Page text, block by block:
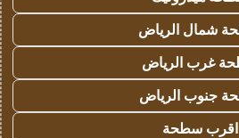
شمال الرياض
غرب الرياض
جنوب الرياض
اقرب سطحة